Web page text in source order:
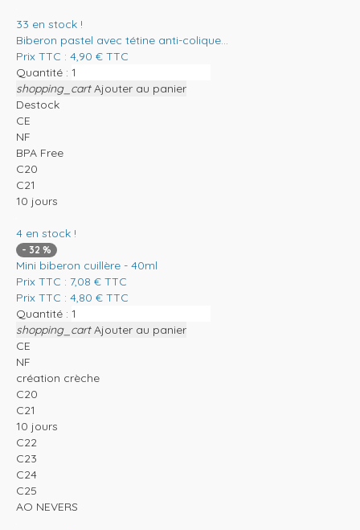
33 en stock !
Biberon pastel avec tétine anti-colique...
Prix TTC : 4,90 € TTC
Quantité :
shopping_cart Ajouter au panier
Destock
CE
NF
BPA Free
C20
C21
10 jours
4 en stock !
- 32 %
Mini biberon cuillère - 40ml
Prix TTC : 7,08 € TTC
Prix TTC : 4,80 € TTC
Quantité :
shopping_cart Ajouter au panier
CE
NF
création crèche
C20
C21
10 jours
C22
C23
C24
C25
AO NEVERS